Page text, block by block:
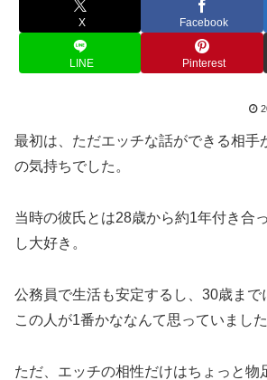
X Facebook
LINE Pinterest
最初は、ただエッチな話ができる相
の気持ちでした。
当時の彼氏とは28歳から約1年付き合
し大好き。
公務員で生活も安定するし、30歳まで
この人が1番かななんて思っていました
ただ、エッチの相性だけはちょっと物